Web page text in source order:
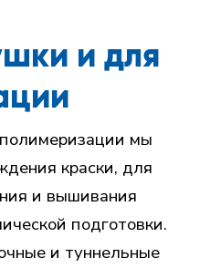
и для
мы
краски, для
и вышивания
подготовки.
и туннельные